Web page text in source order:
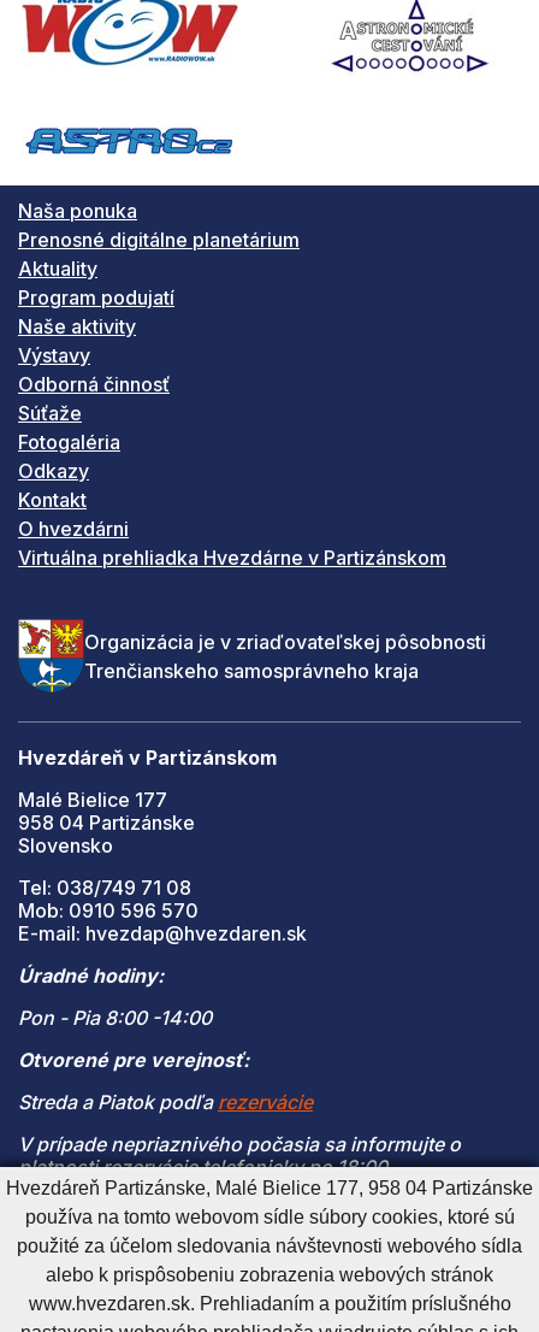
Naša ponuka
Prenosné digitálne planetárium
Aktuality
Program podujatí
Naše aktivity
Výstavy
Odborná činnosť
Súťaže
Fotogaléria
Odkazy
Kontakt
O hvezdárni
Virtuálna prehliadka Hvezdárne v Partizánskom
Organizácia je v zriaďovateľskej pôsobnosti
Trenčianskeho samosprávneho kraja
Hvezdáreň v Partizánskom
Malé Bielice 177
958 04 Partizánske
Slovensko
Tel: 038/749 71 08
Mob: 0910 596 570
E-mail: hvezdap@hvezdaren.sk
Úradné hodiny:
Pon - Pia 8:00 -14:00
Otvorené pre verejnosť:
Streda a Piatok podľa rezervácie
V prípade nepriaznivého počasia sa informujte o
platnosti rezervácie telefonicky po 18:00
(V prípade naplnenia kapacity je vstup na pozorovanie
možný len s platnou rezerváciou)
Cookies nastavenieCookies - viac informáciíVyhlásenie o prístupnosti
Hvezdáreň Partizánske, Malé Bielice 177, 958 04 Partizánske
používa na tomto webovom sídle súbory cookies, ktoré sú
použité za účelom sledovania návštevnosti webového sídla
alebo k prispôsobeniu zobrazenia webových stránok
www.hvezdaren.sk. Prehliadaním a použitím príslušného